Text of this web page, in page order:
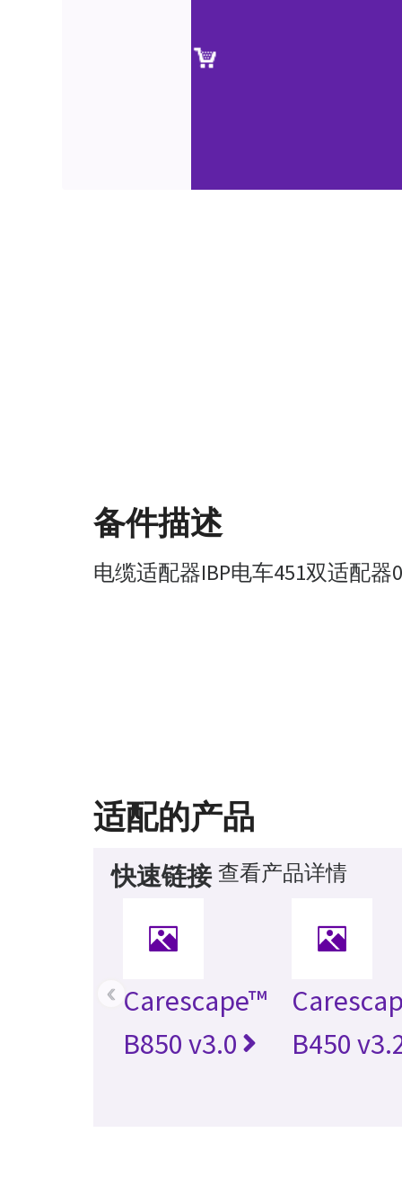
备件描述
电缆适配器IBP电车451双适配器
适配的产品
快速链接 查看产品详情
Carescape™
B850 v3.0
B450
‹